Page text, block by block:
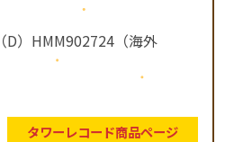
D）HMM902724（海外
タワーレコード商品ページ